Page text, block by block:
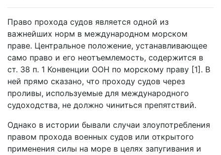
Право прохода судов является одной из
важнейших норм в международном морском
праве. Центральное положение, устанавливающее
само право и его неотъемлемость, содержится в
ст. 38 п. 1 Конвенции ООН по морскому праву [1]. В
ней прямо сказано, что проходу судов через
проливы, используемые для международного
судоходства, не должно чиниться препятствий.
Однако в истории бывали случаи злоупотребления
правом прохода военных судов или открытого
применения силы на море в целях запугивания и